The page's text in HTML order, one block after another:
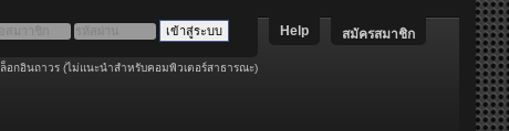
สมัครสมาชิก
Help
ล็อกอินถาวร (ไม่แนะนำสำหรับคอมพิวเตอร์สาธารณะ)